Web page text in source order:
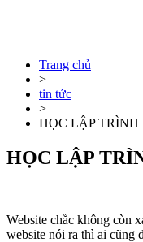
Trang chủ
>
tin tức
>
HỌC LẬP
HỌC LẬP
Website chắc không còn
website nói ra thì ai cũng